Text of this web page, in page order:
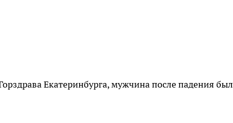
Екатеринбурга, мужчина после падения был